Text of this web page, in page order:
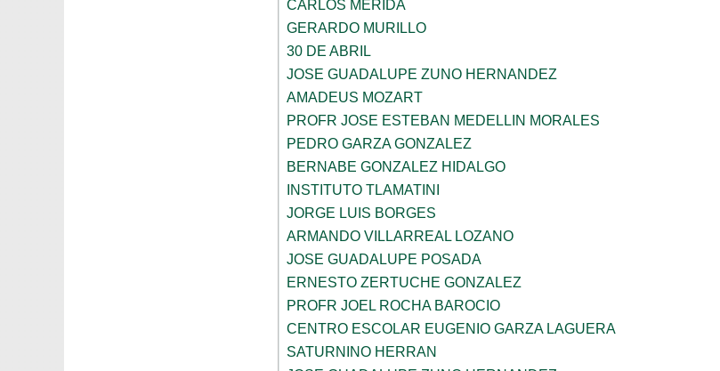
CARLOS MERIDA
GERARDO MURILLO
30 DE ABRIL
JOSE GUADALUPE ZUNO HERNANDEZ
AMADEUS MOZART
PROFR JOSE ESTEBAN MEDELLIN MORALES
PEDRO GARZA GONZALEZ
BERNABE GONZALEZ HIDALGO
INSTITUTO TLAMATINI
JORGE LUIS BORGES
ARMANDO VILLARREAL LOZANO
JOSE GUADALUPE POSADA
ERNESTO ZERTUCHE GONZALEZ
PROFR JOEL ROCHA BAROCIO
CENTRO ESCOLAR EUGENIO GARZA LAGUERA
SATURNINO HERRAN